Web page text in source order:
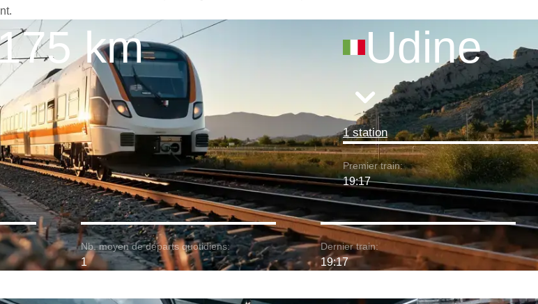
km Udine
1 station
Premier train:
19:17
Nb. moyen de départs quotidiens:
1
Dernier train:
19:17